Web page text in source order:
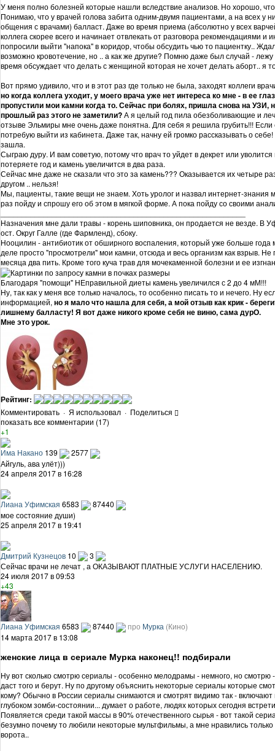
У меня полно болезней которые нашли вследствие анализов. Но хорошо, что
Понимаю, что у врачей голова забита одним-двумя пациентами, а на всех у
общения с врачами) балласт. Даже во время приема (абсолютно у всех
коллега скорее всего и начинает отвлекать от разговора рекомендациями
попросили выйти "напока" в коридор, чтобы обсудить чью то пациентку..
возможно кровотечение, но .. а как же другие? Помню даже был случай - лежу
время обсуждает что делать с женщиной которая не хочет делать аборт.. я
Вот прямо удивило, что и в этот раз где только не была, заходят коллеги
но когда коллега уходит, у моего врача уже нет интереса ко мне - в ее
пропустили мои камни когда то. Сейчас при болях, пришла снова на
прошлый раз этого не заметили?А я целый год пила обезболивающие и
отзыве Эльмиры мне очень даже понятна. Для себя я решила грубить!!! Если
потребую выйти из кабинета. Даже так, начну ей громко рассказывать о
зашла.
Сыграю дуру. И вам советую, потому что врач то уйдет в декрет или
потеряете год и камень увеличится в два раза.
Сейчас мне даже не сказали что это за камень??? Оказывается их четыре
другом .. нельзя!
Мы, пациенты, такие вещи не знаем. Хоть уролог и назвал интернет-знания
раз пойду и спрошу его об этом в мягкой форме. А пока пойду со своими
Назначения мне дали травы - корень шиповника, он продается не везде. В
ост. Округ Галле (где Фармленд), сбоку.
Нооцилин - антибиотик от обширного воспаления, который уже больше
деле просто "просмотрели" мои камни, отсюда и весь организм как взрыв.
месяца два пить. Кроме того куча трав для мочекаменной болезни и ее
Благодаря "помощи" НЕправильной диеты камень увеличился с 2 до 4 мМ!!!
Ну, так как у меня все только началось, то особенно писать то и нечего. Ну
информацией,но я мало что нашла для себя, а мой отзыв как крик -
лишнему балласту! Я вот даже никого кроме себя не виню, сама дурО.
Мне это урок.
Рейтинг:
Комментировать · Я использовал · Поделиться
показать все комментарии (17)
+1
Има Накано 139
2577
Айгуль, ава улёт)))
24 апреля 2017 в 16:28
Лиана Уфимская 6583
87440
мое состояние души)
25 апреля 2017 в 19:41
Дмитрий Кузнецов 10
3
Сейчас врачи не лечат , а ОКАЗЫВАЮТ ПЛАТНЫЕ УСЛУГИ НАСЕЛЕНИЮ.
24 июля 2017 в 09:53
+43
Лиана Уфимская 6583 87440 про Мурка (Кино)
14 марта 2017 в 13:08
женские лица в сериале Мурка наконец!! подбирали
Ну вот сколько смотрю сериалы - особенно мелодрамы - немного, но
даст того и берут. Ну по другому объяснить некоторые сериалы которые
кому? Обычно в России сериалы снимаются и смотрят видимо так -
глубоком зомби-состоянии... думает о работе, людях которых сегодня
Появляется среди такой массы в 90% отечественного сырья - вот такой
безумно почему то любили некоторые мультфильмы, а мне нравились
ворота..